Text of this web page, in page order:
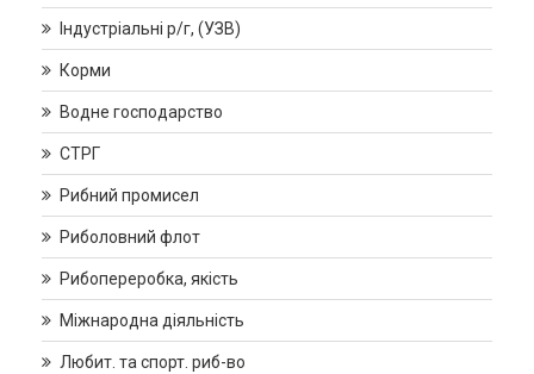
Індустріальні р/г, (УЗВ)
Корми
Водне господарство
СТРГ
Рибний промисел
Риболовний флот
Рибопереробка, якість
Міжнародна діяльність
Любит. та спорт. риб-во